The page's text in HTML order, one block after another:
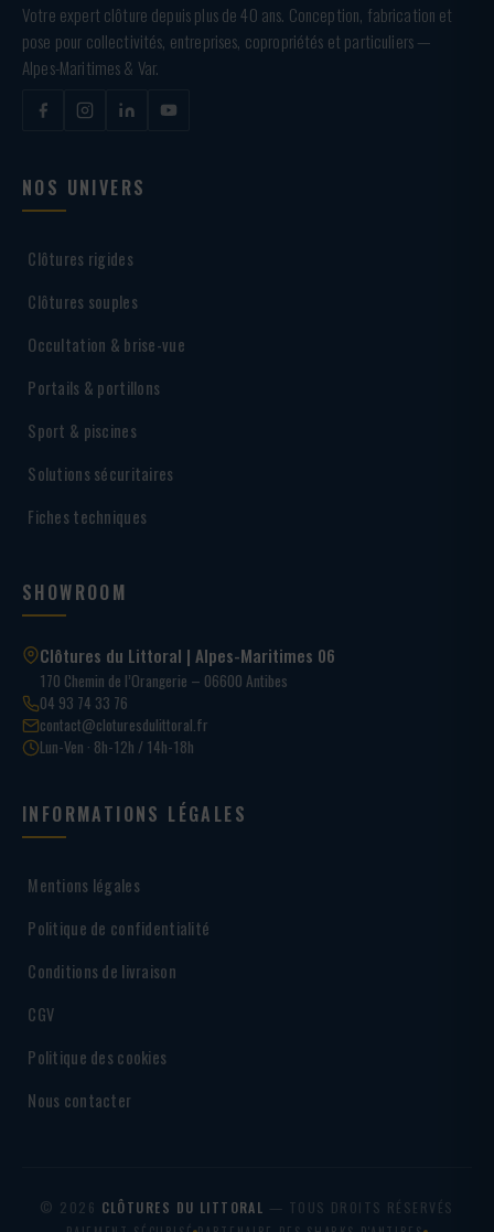
Votre expert clôture depuis plus de 40 ans. Conception, fabrication et
pose pour collectivités, entreprises, copropriétés et particuliers —
Alpes-Maritimes & Var.
NOS UNIVERS
Clôtures rigides
Clôtures souples
Occultation & brise-vue
Portails & portillons
Sport & piscines
Solutions sécuritaires
Fiches techniques
SHOWROOM
Clôtures du Littoral | Alpes-Maritimes 06
170 Chemin de l’Orangerie – 06600 Antibes
04 93 74 33 76
contact@cloturesdulittoral.fr
Lun-Ven · 8h-12h / 14h-18h
INFORMATIONS LÉGALES
Mentions légales
Politique de confidentialité
Conditions de livraison
CGV
Politique des cookies
Nous contacter
© 2026 CLÔTURES DU LITTORAL — TOUS DROITS RÉSERVÉS